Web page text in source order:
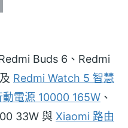
Buds 6 、Redmi
Redmi Watch 5 智慧
電源 10000 165W 、
33W 與 Xiaomi 路由